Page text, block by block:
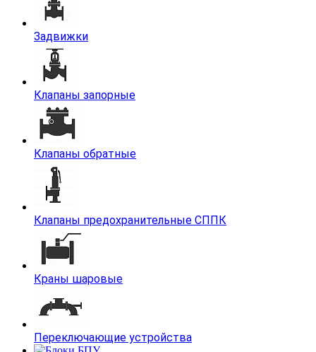
Задвижки
Клапаны запорные
Клапаны обратные
Клапаны предохранительные СППК
Краны шаровые
Переключающие устройства